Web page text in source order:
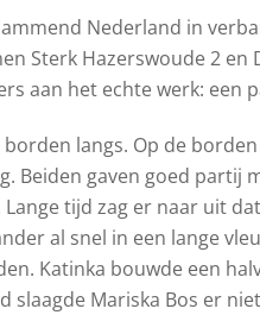
Nederland in
Sterk Hazerswoude 2
aan het echte werk: een
borden langs. Op de
Beiden gaven goed partij
tijd zag er naar uit
al snel in een lange
Katinka bouwde een
slaagde Mariska Bos er